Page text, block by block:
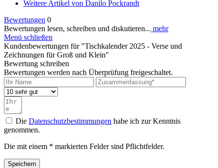
Weitere Artikel von Danilo Pockrandt
Bewertungen 0
Bewertungen lesen, schreiben und diskutieren... mehr
Menü schließen
Kundenbewertungen für "Tischkalender 2025 - Verse und
Zeichnungen für Groß und Klein"
Bewertung schreiben
Bewertungen werden nach Überprüfung freigeschaltet.
Die Datenschutzbestimmungen habe ich zur Kenntnis
genommen.
Die mit einem * markierten Felder sind Pflichtfelder.
Speichern